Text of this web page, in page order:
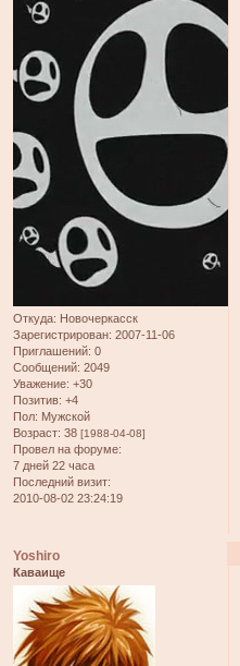
Откуда: Новочеркасск
Зарегистрирован: 2007-11-06
Приглашений: 0
Сообщений: 2049
Уважение: +30
Позитив: +4
Пол: Мужской
Возраст: 38 [1988-04-08]
Провел на форуме:
7 дней 22 часа
Последний визит:
2010-08-02 23:24:19
Yoshiro
Каваище